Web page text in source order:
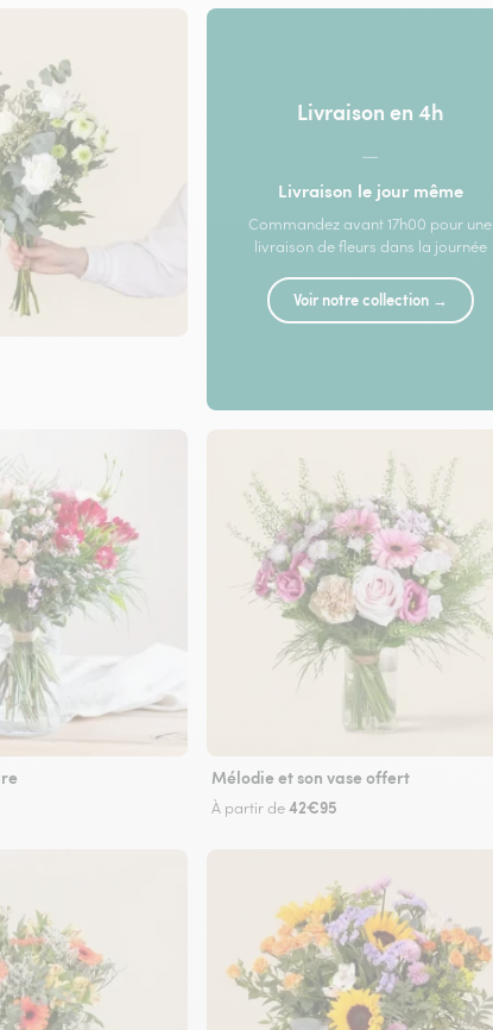
Livraison en 4h
—
Livraison le jour même
Commandez avant 17h00 pour une
livraison de fleurs dans la journée
Voir notre collection →
Mélodie et son vase offert
À partir de42€95